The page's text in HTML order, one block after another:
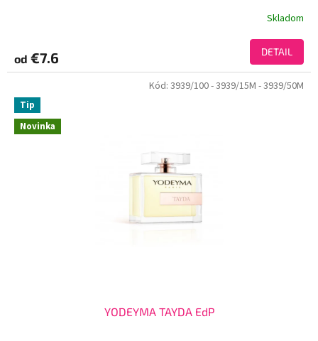
Skladom
od €7.6 DETAIL
Novinka
Tip
YODEYMA TAYDA EdP
Kód: 3939/100- 3939/15M - 3939/50M